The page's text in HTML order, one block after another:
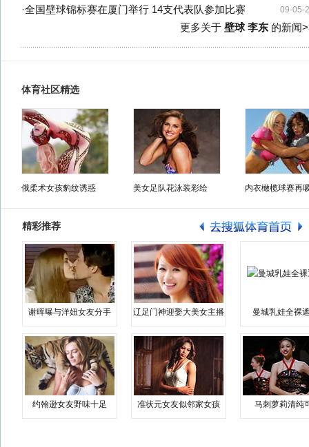
09-05-
·全国壁球锦标赛在厦门举行 14支代表队参加比赛
更多关于 壁球 李东的新闻
体育社区精选
俄柔术女孩豹纹诱惑 美女足队花泳装彩绘 内衣橄榄球赛再
精彩推荐
谢晖曝与洋妞女友分手 辽足门神迎娶大美女主播 曼城乳娃全裸
约翰逊女友野味十足 准状元女友似邻家女孩 马刺萝莉清纯